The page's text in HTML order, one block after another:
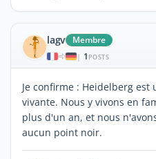
lagv Membre
| 1 POSTS
Je confirme : Heidelberg
vivante. Nous y vivons en
plus d'un an, et nous
aucun point noir.